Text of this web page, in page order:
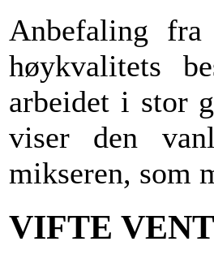
Anbefaling
høykvalitets
arbeidet i stor
viser den
mikseren, som
VIFTE